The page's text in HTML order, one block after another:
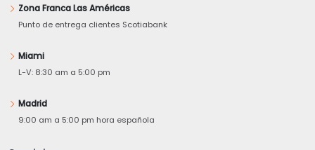
Zona Franca Las Américas
Punto de entrega clientes Scotiabank
Miami
L-V: 8:30 am a 5:00 pm
Madrid
9:00 am a 5:00 pm hora española